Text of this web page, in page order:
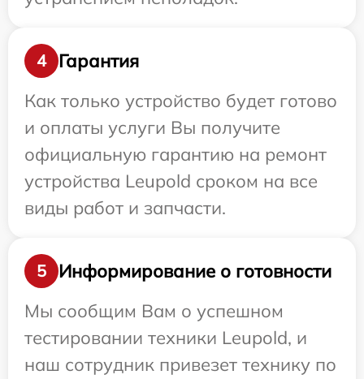
4
Гарантия
Как только устройство будет готово
и оплаты услуги Вы получите
официальную гарантию на ремонт
устройства Leupold сроком на все
виды работ и запчасти.
5
Информирование о готовности
Мы сообщим Вам о успешном
тестировании техники Leupold, и
наш сотрудник привезет технику по